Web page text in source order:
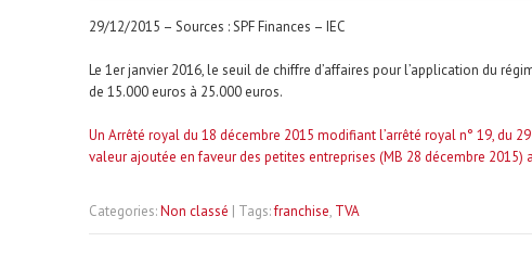
29/12/2015 – Sources : SPF Finances – IEC
Le 1er janvier 2016, le seuil de chiffre d’affaires pour l’application du
de 15.000 euros à 25.000 euros.
Un Arrêté royal du 18 décembre 2015 modifiant l’arrêté royal n° 19, du
valeur ajoutée en faveur des petites entreprises (MB 28 décembre 2015)
Categories:Non classé | Tags:franchise, TVA